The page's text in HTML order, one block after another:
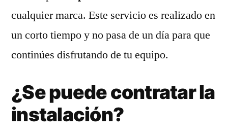
cualquier marca. Este servicio es realizado en
un corto tiempo y no pasa de un día para que
continúes disfrutando de tu equipo.
¿Se puede contratar la
instalación?